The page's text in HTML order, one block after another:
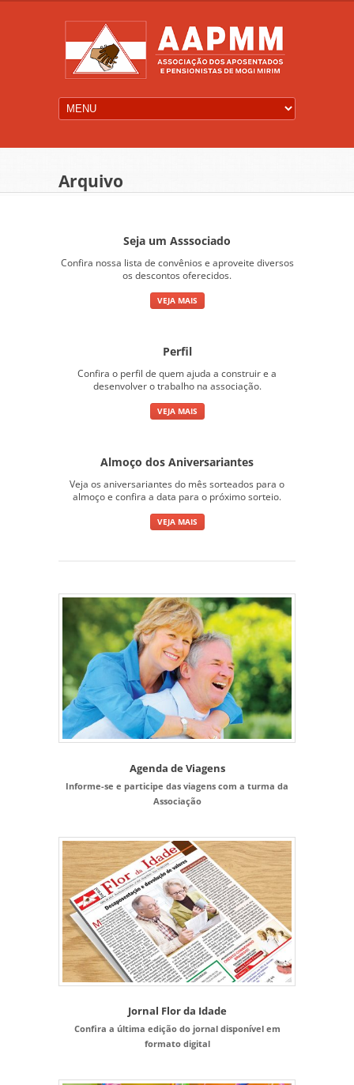
Arquivo
Seja um Asssociado
Confira nossa lista de convênios e aproveite diversos
os descontos oferecidos.
VEJA MAIS
Perfil
Confira o perfil de quem ajuda a construir e a
desenvolver o trabalho na associação.
VEJA MAIS
Almoço dos Aniversariantes
Veja os aniversariantes do mês sorteados para o
almoço e confira a data para o próximo sorteio.
VEJA MAIS
Agenda de Viagens
Informe-se e participe das viagens com a turma da
Associação
Jornal Flor da Idade
Confira a última edição do jornal disponível em
formato digital